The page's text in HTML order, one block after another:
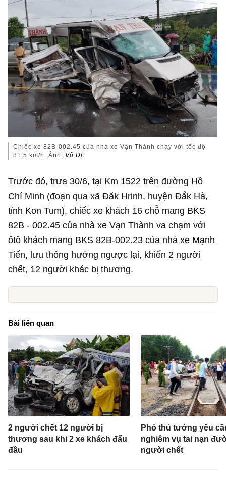
Chiếc xe 82B-002.45 của nhà xe Vạn Thành chạy với tốc độ
81,5 km/h. Ảnh: Vũ Di.
Trước đó, trưa 30/6, tại Km 1522 trên đường Hồ
Chí Minh (đoạn qua xã Đăk Hrinh, huyện Đắk Hà,
tỉnh Kon Tum), chiếc xe khách 16 chỗ mang BKS
82B - 002.45 của nhà xe Vạn Thành va chạm với
ôtô khách mang BKS 82B-002.23 của nhà xe Mạnh
Tiến, lưu thông hướng ngược lại, khiến 2 người
chết, 12 người khác bị thương.
Bài liên quan
2 người chết 12 người bị
thương sau khi 2 xe khách đấu
đầu
Phó thủ tướng yêu
nghiêm vụ tai nạn
người chết